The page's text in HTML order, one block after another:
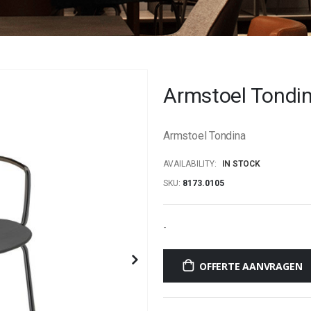
Armstoel
Armstoel Tondina
AVAILABILITY:
IN STOCK
SKU 8173.0105
-
OFFERTE AANVRAGEN